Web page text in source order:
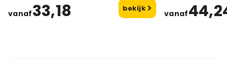
vanaf33,18 bekijk
vanaf